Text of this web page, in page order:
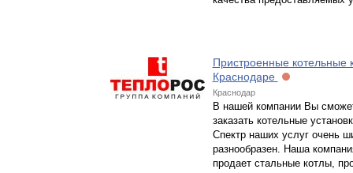
Пристроенные котельные
Краснодаре
Краснодар
В нашей компании Вы
заказать котельные
Спектр наших услуг очень
разнообразен. Наша
продает стальные котлы,